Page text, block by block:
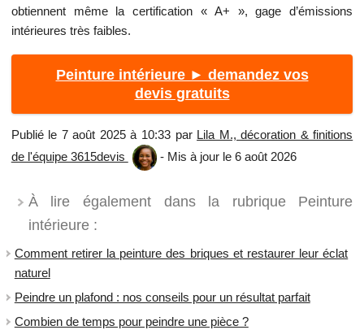
obtiennent même la certification « A+ », gage d’émissions
intérieures très faibles.
Peinture intérieure ► demandez vos
devis gratuits
Publié le 7 août 2025 à 10:33 par Lila M., décoration & finitions
de l'équipe 3615devis
- Mis à jour le 6 août 2026
À lire également dans la rubrique Peinture
intérieure :
​Comment retirer la peinture des briques et restaurer leur éclat
naturel
Peindre un plafond : nos conseils pour un résultat parfait
Combien de temps pour peindre une pièce ?